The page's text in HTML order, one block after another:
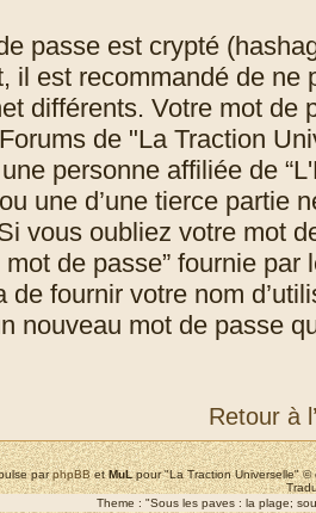
passe est crypté
il est recommandé de
différents. Votre mot de
de "La Traction
personne affiliée de
une d’une tierce partie
vous oubliez votre mot
mot de passe” fournie
de fournir votre nom
nouveau mot de passe
Retour à
parphpBBetMuLpour "La Traction Universelle"
Theme : "Sous les paves : la plage;